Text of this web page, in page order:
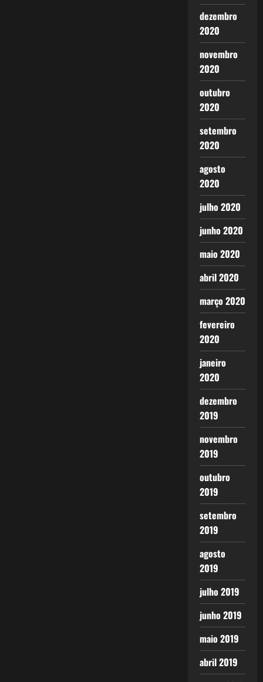
dezembro
2020
novembro
2020
outubro
2020
setembro
2020
agosto
2020
julho 2020
junho 2020
maio 2020
abril 2020
março 2020
fevereiro
2020
janeiro
2020
dezembro
2019
novembro
2019
outubro
2019
setembro
2019
agosto
2019
julho 2019
junho 2019
maio 2019
abril 2019